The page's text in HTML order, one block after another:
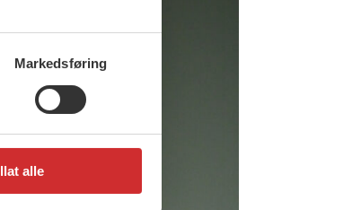
Markedsføring
alle